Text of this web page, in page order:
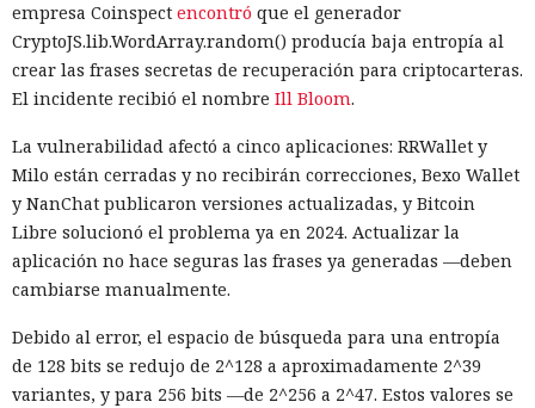
empresa Coinspect encontró que el generador
CryptoJS.lib.WordArray.random() producía baja entropía al
crear las frases secretas de recuperación para criptocarteras.
El incidente recibió el nombre Ill Bloom.
La vulnerabilidad afectó a cinco aplicaciones: RRWallet y
Milo están cerradas y no recibirán correcciones, Bexo Wallet
y NanChat publicaron versiones actualizadas, y Bitcoin
Libre solucionó el problema ya en 2024. Actualizar la
aplicación no hace seguras las frases ya generadas —deben
cambiarse manualmente.
Debido al error, el espacio de búsqueda para una entropía
de 128 bits se redujo de 2^128 a aproximadamente 2^39
variantes, y para 256 bits —de 2^256 a 2^47. Estos valores se